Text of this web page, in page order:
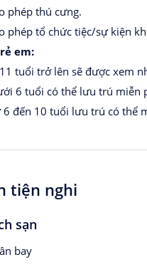
thú cưng.
tổ chức tiệc/sự kiện
em:
tuổi trở lên sẽ được xem
6 tuổi có thể lưu trú miễn
đến 10 tuổi lưu trú có thể
tiện nghi
sạn
bay